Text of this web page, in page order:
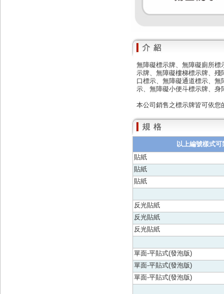
無障礙標示牌、無障礙廁所
示牌、無障礙樓梯標示牌、
口標示、無障礙通道標示、
示、無障礙小便斗標示牌、
本公司銷售之標示牌皆可依
以上編號樣式
貼紙
貼紙
貼紙
反光貼紙
反光貼紙
反光貼紙
單面-平貼式(發泡版)
單面-平貼式(發泡版)
單面-平貼式(發泡版)